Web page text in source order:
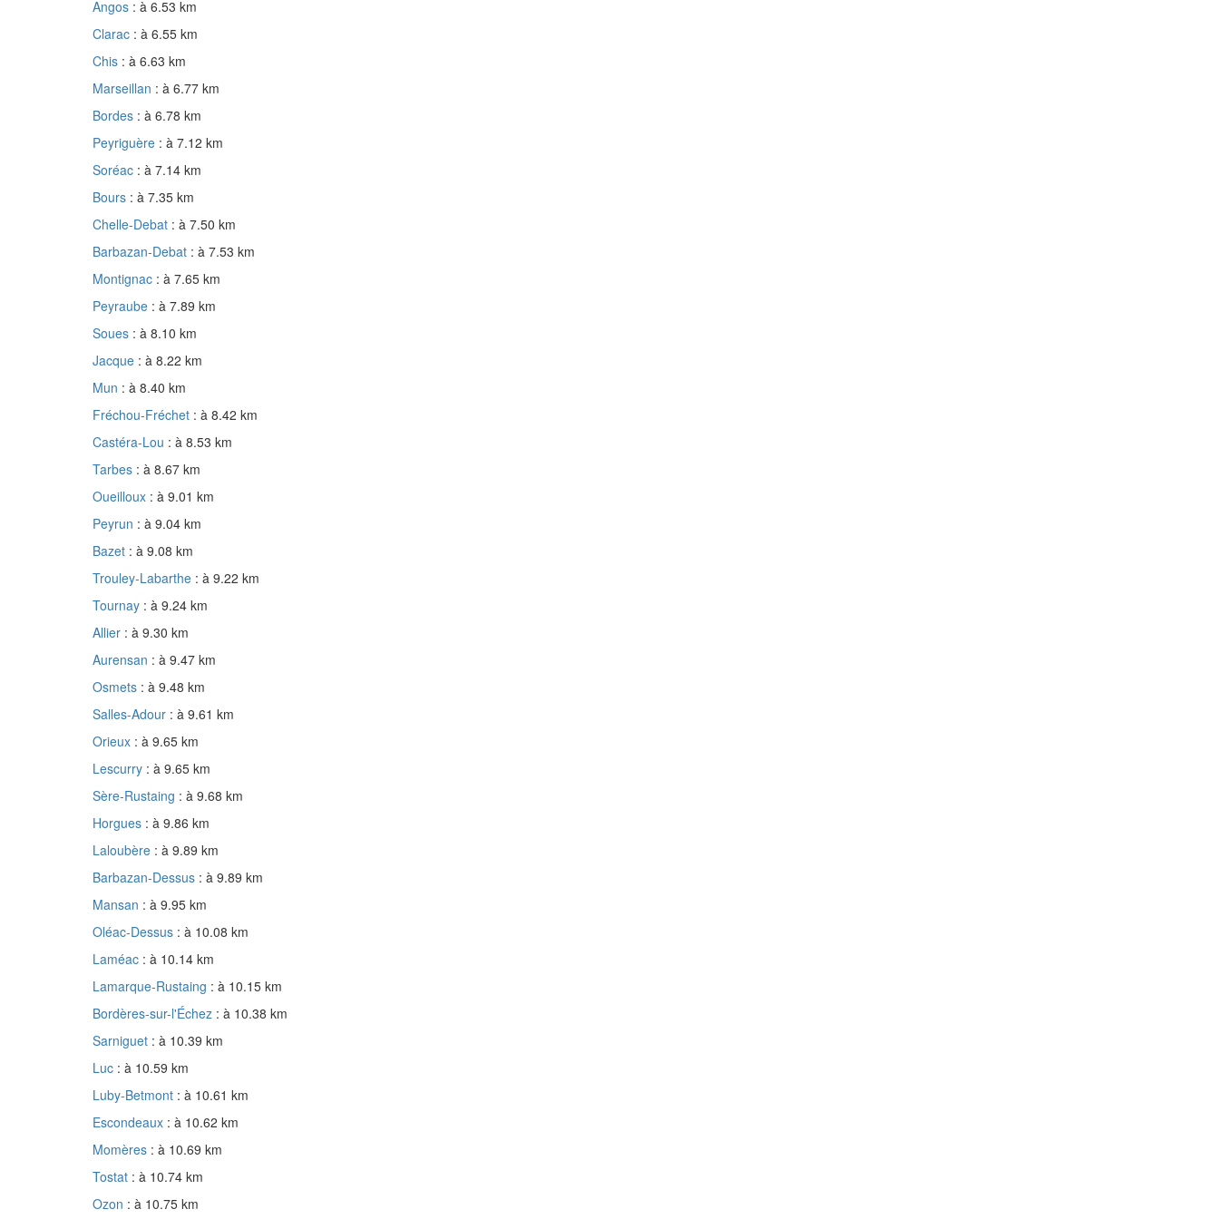
Angos : à 6.53 km
Clarac : à 6.55 km
Chis : à 6.63 km
Marseillan : à 6.77 km
Bordes : à 6.78 km
Peyriguère : à 7.12 km
Soréac : à 7.14 km
Bours : à 7.35 km
Chelle-Debat : à 7.50 km
Barbazan-Debat : à 7.53 km
Montignac : à 7.65 km
Peyraube : à 7.89 km
Soues : à 8.10 km
Jacque : à 8.22 km
Mun : à 8.40 km
Fréchou-Fréchet : à 8.42 km
Castéra-Lou : à 8.53 km
Tarbes : à 8.67 km
Oueilloux : à 9.01 km
Peyrun : à 9.04 km
Bazet : à 9.08 km
Trouley-Labarthe : à 9.22 km
Tournay : à 9.24 km
Allier : à 9.30 km
Aurensan : à 9.47 km
Osmets : à 9.48 km
Salles-Adour : à 9.61 km
Orieux : à 9.65 km
Lescurry : à 9.65 km
Sère-Rustaing : à 9.68 km
Horgues : à 9.86 km
Laloubère : à 9.89 km
Barbazan-Dessus : à 9.89 km
Mansan : à 9.95 km
Oléac-Dessus : à 10.08 km
Laméac : à 10.14 km
Lamarque-Rustaing : à 10.15 km
Bordères-sur-l'Échez : à 10.38 km
Sarniguet : à 10.39 km
Luc : à 10.59 km
Luby-Betmont : à 10.61 km
Escondeaux : à 10.62 km
Momères : à 10.69 km
Tostat : à 10.74 km
Ozon : à 10.75 km